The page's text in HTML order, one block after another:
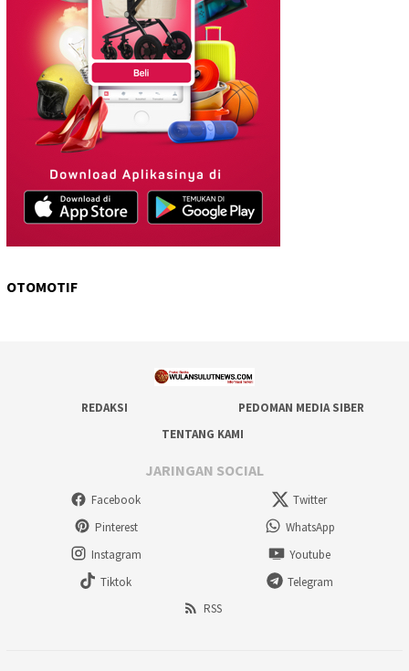
OTOMOTIF
REDAKSI
PEDOMAN MEDIA SIBER
TENTANG KAMI
JARINGAN SOCIAL
Facebook
Twitter
Pinterest
WhatsApp
Instagram
Youtube
Tiktok
Telegram
RSS